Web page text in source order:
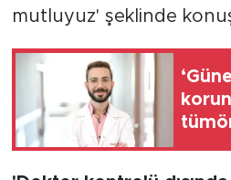
mutluyuz' şeklinde